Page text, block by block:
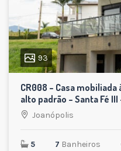
93
CR008 – Casa
alto padrão – Santa Fé
Joanópolis
5 7 Banheiros